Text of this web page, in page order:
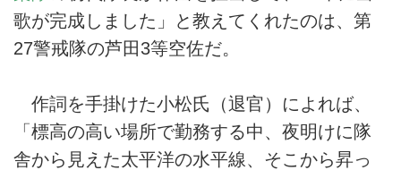
歌が完成しました」と教えてくれたのは、第
27警戒隊の芦田3等空佐だ。
作詞を手掛けた小松氏（退官）によれば、
「標高の高い場所で勤務する中、夜明けに隊
舎から見えた太平洋の水平線、そこから昇っ